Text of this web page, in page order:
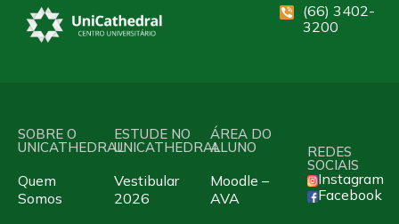
(66) 3402-
3200
SOBRE O
UNICATHEDRAL
Quem
Somos
ESTUDE NO
UNICATHEDRAL
Vestibular
2026
ÁREA DO
ALUNO
Moodle –
AVA
REDES
SOCIAIS
Instagram
Facebook